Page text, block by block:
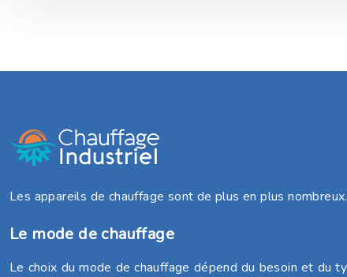
Les appareils de chauffage sont de plus en plus
Le mode de chauffage
Le choix du mode de chauffage dépend du besoin et du